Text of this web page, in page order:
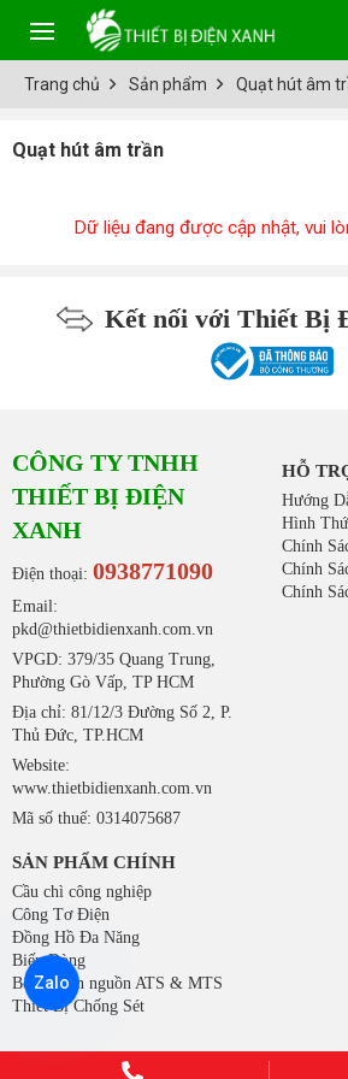
Trang chủ Sản phẩm Quạt hút âm
Quạt hút âm trần
Dữ liệu đang được cập nhật, vui
Kết nối với Thiết Bị
CÔNG TY TNHH
THIẾT BỊ ĐIỆN
XANH
Điện thoại: 0938771090
Email:
pkd@thietbidienxanh.com.vn
VPGD: 379/35 Quang Trung,
Phường Gò Vấp, TP HCM
Địa chỉ: 81/12/3 Đường Số 2, P.
Thủ Đức, TP.HCM
Website:
www.thietbidienxanh.com.vn
Mã số thuế: 0314075687
HỖ
Hướng
Hình
Chính
Chính
Chính
SẢN PHẨM CHÍNH
Cầu chì công nghiệp
Công Tơ Điện
Đồng Hồ Đa Năng
Biến Dòng
Bộ chuyển nguồn ATS & MTS
Thiết Bị Chống Sét
Zalo